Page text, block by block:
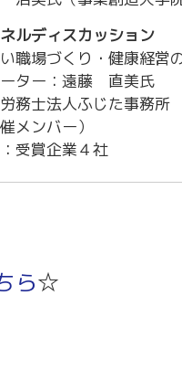
ルディスカッション
職場づくり・健康経営
ター：遠藤 直美氏
労務士法人ふじた事務
メンバー）
受賞企業４社
ら☆